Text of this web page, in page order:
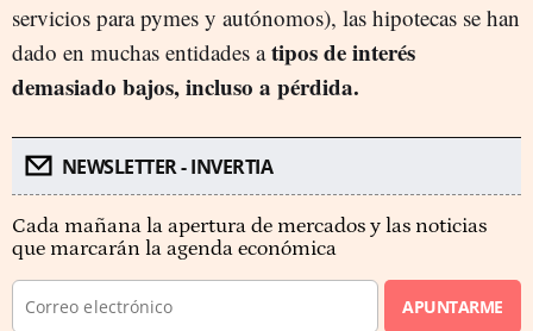
servicios para pymes y autónomos), las hipotecas se han
dado en muchas entidades atipos de interés
demasiado bajos, incluso a pérdida.
NEWSLETTER - INVERTIA
Cada mañana la apertura de mercados y las noticias
que marcarán la agenda económica
APUNTARME